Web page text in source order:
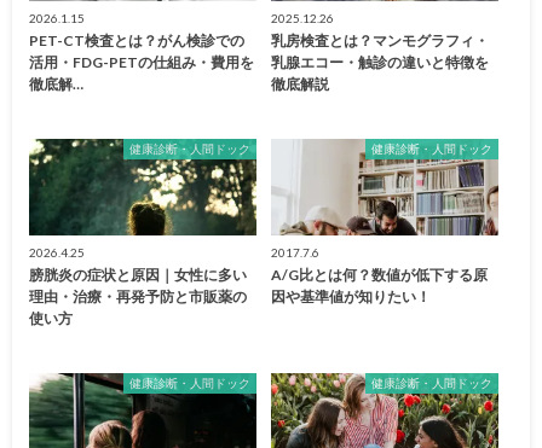
2026.1.15
PET-CT検査とは？がん検診での
活用・FDG-PETの仕組み・費用を
徹底解…
2025.12.26
乳房検査とは？マンモグラフィ・
乳腺エコー・触診の違いと特徴を
徹底解説
健康診断・人間ドック
2026.4.25
膀胱炎の症状と原因｜女性に多い
理由・治療・再発予防と市販薬の
使い方
健康診断・人間ドック
2017.7.6
A/G比とは何？数値が低下する原
因や基準値が知りたい！
健康診断・人間ドック 健康診断・人間ドック